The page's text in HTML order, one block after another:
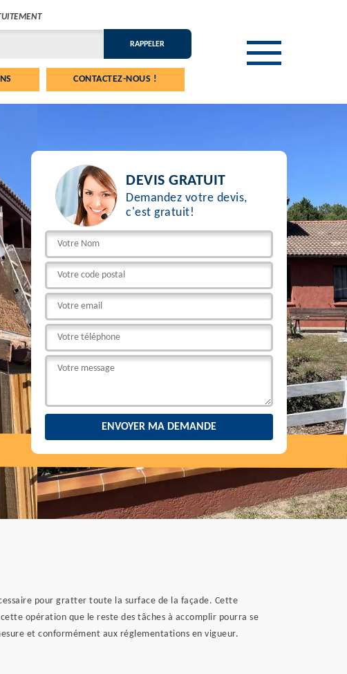
CONTACTEZ-NOUS !
DEVIS GRATUIT
Demandez votre devis,
c'est gratuit!
pour gratter toute la surface de la façade. Cette
opération que le reste des tâches à accomplir pourra se
et conformément aux réglementations en vigueur.